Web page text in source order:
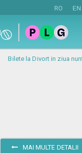
RO EN
MAI MULTE DETALII